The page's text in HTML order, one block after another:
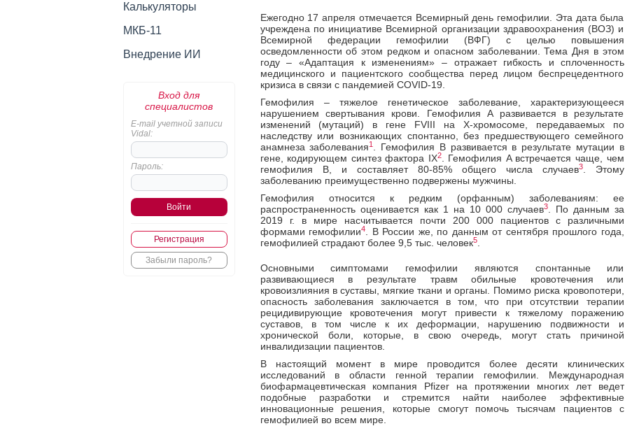
Калькуляторы
МКБ-11
Внедрение ИИ
Вход для
специалистов
E-mail учетной записи
Vidal:
Пароль:
Регистрация
Забыли пароль?
Ежегодно 17 апреля отмечается Всемирный день гемофилии. Эта дата была
учреждена по инициативе Всемирной организации здравоохранения (ВОЗ) и
Всемирной федерации гемофилии (ВФГ) с целью повышения
осведомленности об этом редком и опасном заболевании. Тема Дня в этом
году – «Адаптация к изменениям» – отражает гибкость и сплоченность
медицинского и пациентского сообщества перед лицом беспрецедентного
кризиса в связи с пандемией COVID-19.
Гемофилия – тяжелое генетическое заболевание, характеризующееся
нарушением свертывания крови. Гемофилия A развивается в результате
изменений (мутаций) в гене FVIII на X-хромосоме, передаваемых по
наследству или возникающих спонтанно, без предшествующего семейного
анамнеза заболевания1
. Гемофилия B развивается в результате мутации в
гене, кодирующем синтез фактора IX2. Гемофилия A встречается чаще, чем
гемофилия B, и составляет 80-85% общего числа случаев3. Этому
заболеванию преимущественно подвержены мужчины.
Гемофилия относится к редким (орфанным) заболеваниям: ее
распространенность оценивается как 1 на 10 000 случаев3. По данным за
2019 г. в мире насчитывается почти 200 000 пациентов с различными
формами гемофилии4
. В России же, по данным от сентября прошлого года,
гемофилией страдают более 9,5 тыс. человек5.
Основными симптомами гемофилии являются спонтанные или
развивающиеся в результате травм обильные кровотечения или
кровоизлияния в суставы, мягкие ткани и органы. Помимо риска кровопотери,
опасность заболевания заключается в том, что при отсутствии терапии
рецидивирующие кровотечения могут привести к тяжелому поражению
суставов, в том числе к их деформации, нарушению подвижности и
хронической боли, которые, в свою очередь, могут стать причиной
инвалидизации пациентов.
В настоящий момент в мире проводится более десяти клинических
исследований в области генной терапии гемофилии. Международная
биофармацевтическая компания Pfizer на протяжении многих лет ведет
подобные разработки и стремится найти наиболее эффективные
инновационные решения, которые смогут помочь тысячам пациентов с
гемофилией во всем мире.